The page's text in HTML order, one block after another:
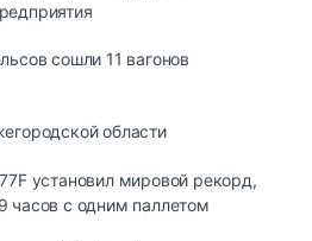
сошли 11 вагонов
области
установил мировой рекорд,
часов с одним паллетом